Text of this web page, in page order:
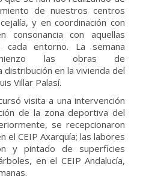
de nuestros centros
y en coordinación con
consonancia con aquellas
cada entorno. La semana
las obras de
distribución en la vivienda del
Villar Palasí.
visita a una intervención
de la zona deportiva del
se recepcionaron
el CEIP Axarquía; las labores
y pintado de superficies
en el CEIP Andalucía,